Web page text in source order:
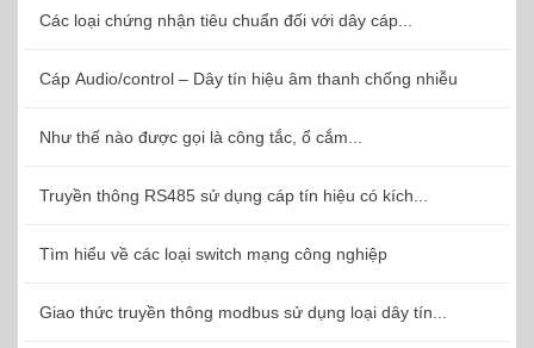
Các loại chứng nhận tiêu chuẩn đối với dây cáp...
Cáp Audio/control – Dây tín hiệu âm thanh chống nhiễu
Như thế nào được gọi là công tắc, ổ cắm...
Truyền thông RS485 sử dụng cáp tín hiệu có kích...
Tìm hiểu về các loại switch mạng công nghiệp
Giao thức truyền thông modbus sử dụng loại dây tín...